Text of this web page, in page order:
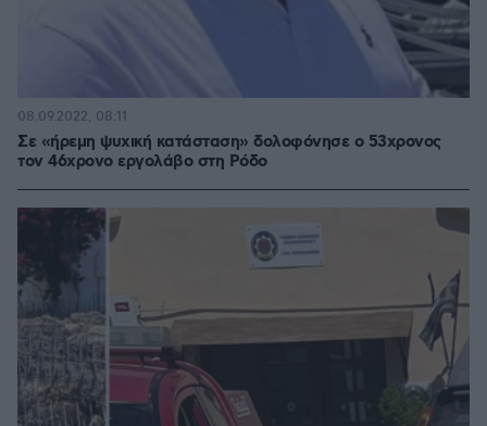
Σε «ήρεμη ψυχική κατάσταση» δολοφόνησε ο 53χρονος
τον 46χρονο εργολάβο στη Ρόδο
08.09.2022, 08:11